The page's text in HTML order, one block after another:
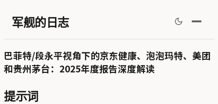
军舰的日志
巴菲特/段永平视角下的京东健康、泡泡玛特、美团
和贵州茅台：2025年度报告深度解读
提示词